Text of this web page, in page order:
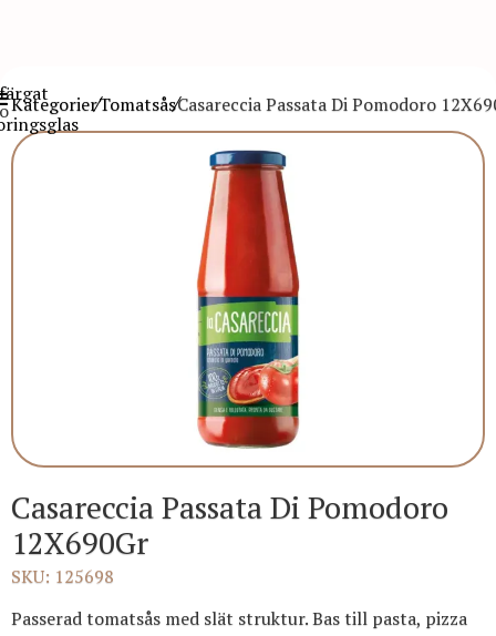
KategorierTomatsåsCasareccia Passata Di Pomodoro
Casareccia Passata Di Pomodoro
12X690Gr
SKU: 125698
Passerad tomatsås med slät struktur. Bas till pasta, pizza